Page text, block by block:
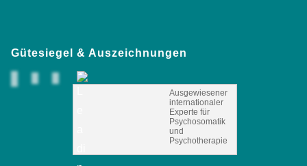
Gütesiegel & Auszeichnungen
Ausgewiesener
internationaler
Experte für
Psychosomatik
und
Psychotherapie